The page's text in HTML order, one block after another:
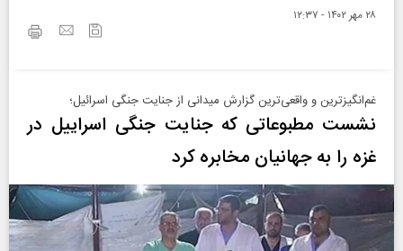
۲۸ مهر ۱۴۰۲ - ۱۲:۳۷
غم‌انگیزترین و واقعی‌ترین گزارش میدانی از جنایت جنگی اسرائیل؛
نشست مطبوعاتی که جنایت جنگی اسراییل در
غزه را به جهانیان مخابره کرد